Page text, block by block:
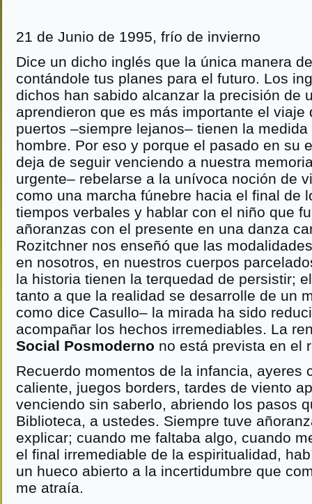
21 de Junio de 1995, frío de invierno
Dice un dicho inglés que la única manera
contándole tus planes para el futuro. Los
dichos han sabido alcanzar la precisión de
aprendieron que es más importante el viaje
puertos –siempre lejanos– tienen la
hombre. Por eso y porque el pasado en su
deja de seguir venciendo a nuestra
urgente– rebelarse a la unívoca noción de
como una marcha fúnebre hacia el final de
tiempos verbales y hablar con el niño que
añoranzas con el presente en una danza
Rozitchner nos enseñó que las
en nosotros, en nuestros cuerpos
la historia tienen la terquedad de persistir;
tanto a que la realidad se desarrolle de un
como dice Casullo– la mirada ha sido
acompañar los hechos irremediables. La
Social Posmoderno no está prevista en el
Recuerdo momentos de la infancia, ayeres
caliente, juegos borders, tardes de viento
venciendo sin saberlo, abriendo los pasos
Biblioteca, a ustedes. Siempre tuve
explicar; cuando me faltaba algo, cuando
el final irremediable de la espiritualidad,
un hueco abierto a la incertidumbre que
me atraía.